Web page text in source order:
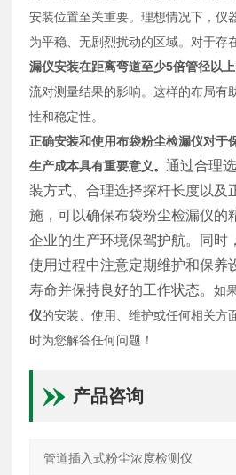
安装位置至关重要。理想情况下，仪
为平稳、无剧烈扰动的区域。对于存
漏仪安装在距离弯道至少5倍管径以
流对测量结果的影响。这样的布局有
性和稳定性。
正确安装和使用布袋粉尘检漏仪对于
生产成本具有重要意义。通过合理
装方式、合理选择探杆长度以及
施，可以确保布袋粉尘检漏仪的
企业的生产环境保驾护航。同时
使用过程中注意定期维护和保养
寿命并保持良好的工作状态。如
仪的安装、使用、维护或任何相关方
时为您解答任何问题！
产品咨询